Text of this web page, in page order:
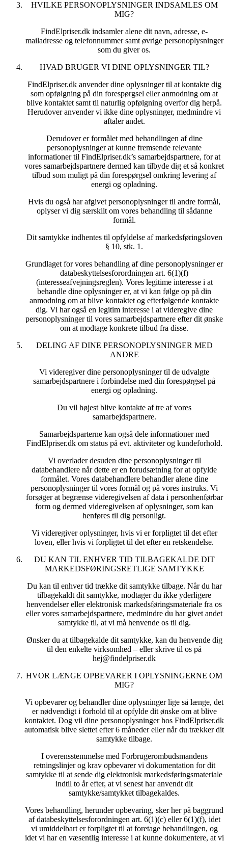
Når vores behandlingsformål er udtømt, sletter vi dine
7. DINE OPLYSNINGER BEHANDLES FORTROLIGT
OG SIKKERT
implementeret de nødvendige tekniske og organisatoriske
eller ulovligt tilintetgøres, fortabes eller forringes, samt mod, at
de kommer til uvedkommendes kendskab, misbruges eller i
øvrigt behandles i strid med de databeskyttelsesretlige regler.
×
HVILKE PERSONOPLYSNINGER INDSAMLES OM
MIG?
FindElpriser.dk indsamler alene dit navn, adresse, e-
mailadresse og telefonnummer samt øvrige personoplysninger
som du giver os.
HVAD BRUGER VI DINE OPLYSNINGER TIL?
FindElpriser.dk anvender dine oplysninger til at kontakte dig
som opfølgning på din forespørgsel eller anmodning om at
blive kontaktet samt til naturlig opfølgning overfor dig herpå.
Herudover anvender vi ikke dine oplysninger, medmindre vi
aftaler andet.
Derudover er formålet med behandlingen af dine
personoplysninger at kunne fremsende relevante
informationer til FindElpriser.dk’s samarbejdspartnere, for at
vores samarbejdspartnere dermed kan tilbyde dig et så konkret
tilbud som muligt på din forespørgsel omkring levering af
energi og opladning.
Hvis du også har afgivet personoplysninger til andre formål,
oplyser vi dig særskilt om vores behandling til sådanne
formål.
Dit samtykke indhentes til opfyldelse af markedsføringsloven
§ 10, stk. 1.
Grundlaget for vores behandling af dine personoplysninger er
databeskyttelsesforordningen art. 6(1)(f)
(interesseafvejningsreglen). Vores legitime interesse i at
behandle dine oplysninger er, at vi kan følge op på din
anmodning om at blive kontaktet og efterfølgende kontakte
dig. Vi har også en legitim interesse i at videregive dine
personoplysninger til vores samarbejdspartnere efter dit ønske
om at modtage konkrete tilbud fra disse.
DELING AF DINE PERSONOPLYSNINGER MED
ANDRE
Vi videregiver dine personoplysninger til de udvalgte
samarbejdspartnere i forbindelse med din forespørgsel på
energi og opladning.
Du vil højest blive kontakte af tre af vores
samarbejdspartnere.
Samarbejdsparterne kan også dele informationer med
FindElpriser.dk om status på evt. aktiviteter og kundeforhold.
Vi overlader desuden dine personoplysninger til
databehandlere når dette er en forudsætning for at opfylde
formålet. Vores databehandlere behandler alene dine
personoplysninger til vores formål og på vores instruks. Vi
forsøger at begrænse videregivelsen af data i personhenførbar
form og dermed videregivelsen af oplysninger, som kan
henføres til dig personligt.
Vi videregiver oplysninger, hvis vi er forpligtet til det efter
loven, eller hvis vi forpligtet til det efter en retskendelse.
DU KAN TIL ENHVER TID TILBAGEKALDE DIT
MARKEDSFØRINGSRETLIGE SAMTYKKE
Du kan til enhver tid trække dit samtykke tilbage. Når du har
tilbagekaldt dit samtykke, modtager du ikke yderligere
henvendelser eller elektronisk markedsføringsmateriale fra os
eller vores samarbejdspartnere, medmindre du har givet andet
samtykke til, at vi må henvende os til dig.
Ønsker du at tilbagekalde dit samtykke, kan du henvende dig
til den enkelte virksomhed – eller skrive til os på
hej@findelpriser.dk
HVOR LÆNGE OPBEVARER I OPLYSNINGERNE OM
MIG?
Vi opbevarer og behandler dine oplysninger lige så længe, det
er nødvendigt i forhold til at opfylde dit ønske om at blive
kontaktet. Dog vil dine personoplysninger hos FindElpriser.dk
automatisk blive slettet efter 6 måneder eller når du trækker dit
samtykke tilbage.
I overensstemmelse med Forbrugerombudsmandens
retningslinjer og krav opbevarer vi dokumentation for dit
samtykke til at sende dig elektronisk markedsføringsmateriale
indtil to år efter, at vi senest har anvendt dit
samtykke/samtykket tilbagekaldes.
Vores behandling, herunder opbevaring, sker her på baggrund
af databeskyttelsesforordningen art. 6(1)(c) eller 6(1)(f), idet
vi umiddelbart er forpligtet til at foretage behandlingen, og
idet vi har en væsentlig interesse i at kunne dokumentere, at vi